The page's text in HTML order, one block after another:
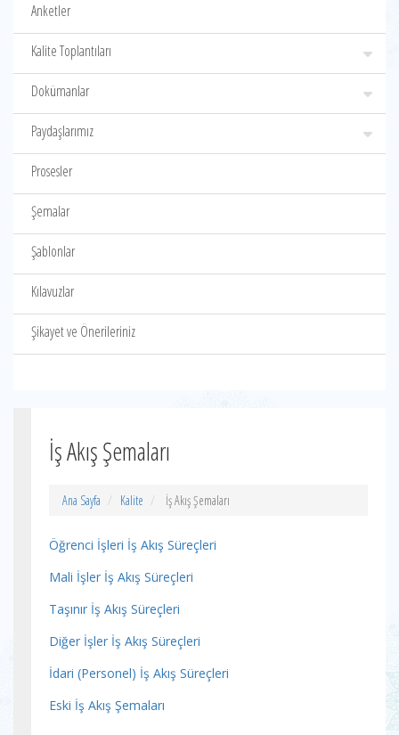
Anketler
Kalite Toplantıları
Dokümanlar
Paydaşlarımız
Prosesler
Şemalar
Şablonlar
Kılavuzlar
Şikayet ve Önerileriniz
İş Akış Şemaları
Ana Sayfa Kalite İş Akış Şemaları
Öğrenci İşleri İş Akış Süreçleri
Mali İşler İş Akış Süreçleri
Taşınır İş Akış Süreçleri
Diğer İşler İş Akış Süreçleri
İdari (Personel) İş Akış Süreçleri
Eski İş Akış Şemaları